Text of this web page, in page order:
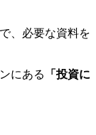
、必要な資料を
にある
「投資に